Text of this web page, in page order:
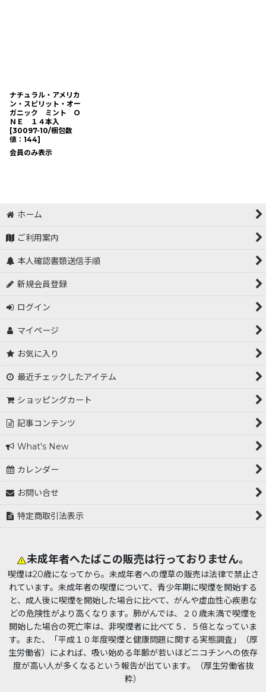
ナチュラル・アメリカ
ン・スピリット・オー
ガニック ミント Ｏ
ＮＥ １４本入
[30097-10/梱包数
値：144]
会員のみ表示
ホーム
ご利用案内
本人確認書類送信手順
新規会員登録
ログイン
マイページ
お気に入り
最近チェックしたアイテム
ショッピングカート
記事コンテンツ
What's New
カレンダー
お問い合せ
特定商取引法表示
未成年者へたばこの販売は行っておりません。
喫煙は20歳になってから。未成年者への煙草の販売は法律で禁止さ
れています。未成年者の喫煙について、青少年期に喫煙を開始する
と、成人後に喫煙を開始した場合に比べて、がんや虚血性心疾患な
どの危険性がより高くなります。肺がんでは、２０歳未満で喫煙を
開始した場合の死亡率は、非喫煙者に比べて５．５倍となっていま
す。また、「平成１０年度喫煙と健康問題に関する実態調査」（厚
生労働省）によれば、吸い始める年齢が若いほどニコチンへの依存
度が高い人が多くなるという報告が出ています。（厚生労働省抜
粋）